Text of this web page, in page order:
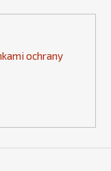
ochrany